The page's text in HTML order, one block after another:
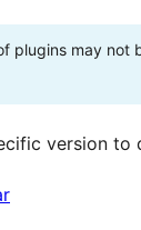
plugins may
version to